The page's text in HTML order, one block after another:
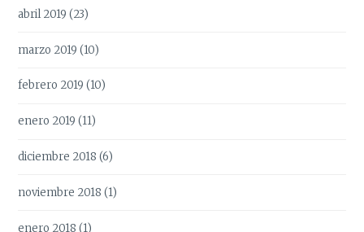
abril 2019 (23)
marzo 2019 (10)
febrero 2019 (10)
enero 2019 (11)
diciembre 2018 (6)
noviembre 2018 (1)
enero 2018 (1)